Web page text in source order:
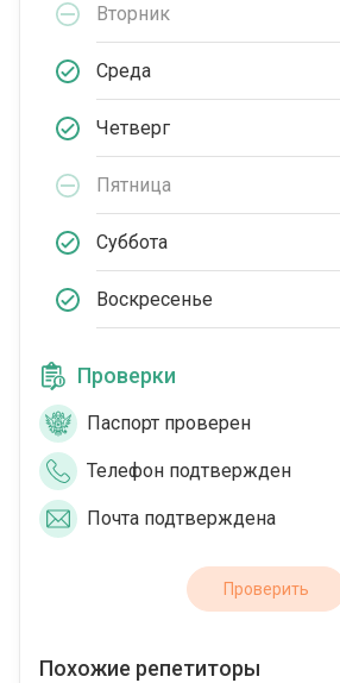
Вторник
Среда
Четверг
Пятница
Суббота
Воскресенье
Проверки
Паспорт проверен
Телефон подтвержден
Почта подтверждена
Проверить
Похожие репетиторы